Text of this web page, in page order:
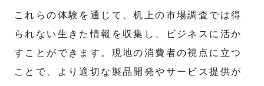
これらの体験を通じて、机上の市場調査では得
られない生きた情報を収集し、ビジネスに活か
すことができます。現地の消費者の視点に立つ
ことで、より適切な製品開発やサービス提供が